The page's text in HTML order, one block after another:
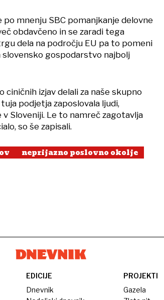
mnenju SBC pomanjkanje delovne
obdavčeno in se zaradi tega
dela na področju EU pa to pomeni
gospodarstvo najbolj
ciničnih izjav delali za naše skupno
podjetja zaposlovala ljudi,
Sloveniji. Le to namreč zagotavlja
so še zapisali.
neprijazno poslovno okolje
EDICIJE
Dnevnik
PROJEKTI
Gazela